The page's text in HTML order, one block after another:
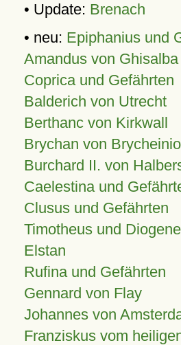
• Update: Brenach
• neu: Epiphanius und
Amandus von
Coprica und Gefährten
Balderich von Utrecht
Berthanc von Kirkwall
Brychan von
Burchard II. von
Caelestina und
Clusus und Gefährten
Timotheus und
Elstan
Rufina und Gefährten
Gennard von Flay
Johannes von
Franziskus vom